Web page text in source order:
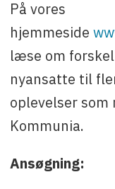
På vores
hjemmeside
læse om
nyansatte til
oplevelser som
Kommunia.
Ansøgning: